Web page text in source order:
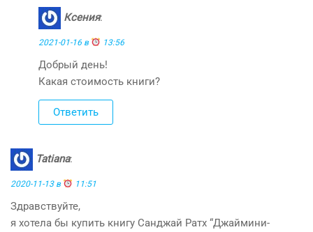
Ксения:
2021-01-16 в 13:56
Добрый день!
Какая стоимость книги?
Ответить
Tatiana:
2020-11-13 в 11:51
Здравствуйте,
я хотела бы купить книгу Санджай Ратх “Джаймини-